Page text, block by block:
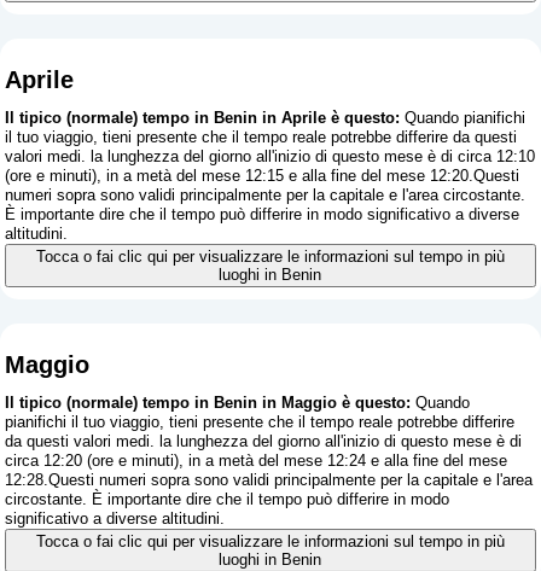
Aprile
Il tipico (normale) tempo in Benin in Aprile è questo: Quando pianifichi
il tuo viaggio, tieni presente che il tempo reale potrebbe differire da questi
valori medi. la lunghezza del giorno all'inizio di questo mese è di circa 12:10
(ore e minuti), in a metà del mese 12:15 e alla fine del mese 12:20.Questi
numeri sopra sono validi principalmente per la capitale e l'area circostante.
È importante dire che il tempo può differire in modo significativo a diverse
altitudini.
Tocca o fai clic qui per visualizzare le informazioni sul tempo in più
luoghi in Benin
Maggio
Il tipico (normale) tempo in Benin in Maggio è questo: Quando
pianifichi il tuo viaggio, tieni presente che il tempo reale potrebbe differire
da questi valori medi. la lunghezza del giorno all'inizio di questo mese è di
circa 12:20 (ore e minuti), in a metà del mese 12:24 e alla fine del mese
12:28.Questi numeri sopra sono validi principalmente per la capitale e l'area
circostante. È importante dire che il tempo può differire in modo
significativo a diverse altitudini.
Tocca o fai clic qui per visualizzare le informazioni sul tempo in più
luoghi in Benin